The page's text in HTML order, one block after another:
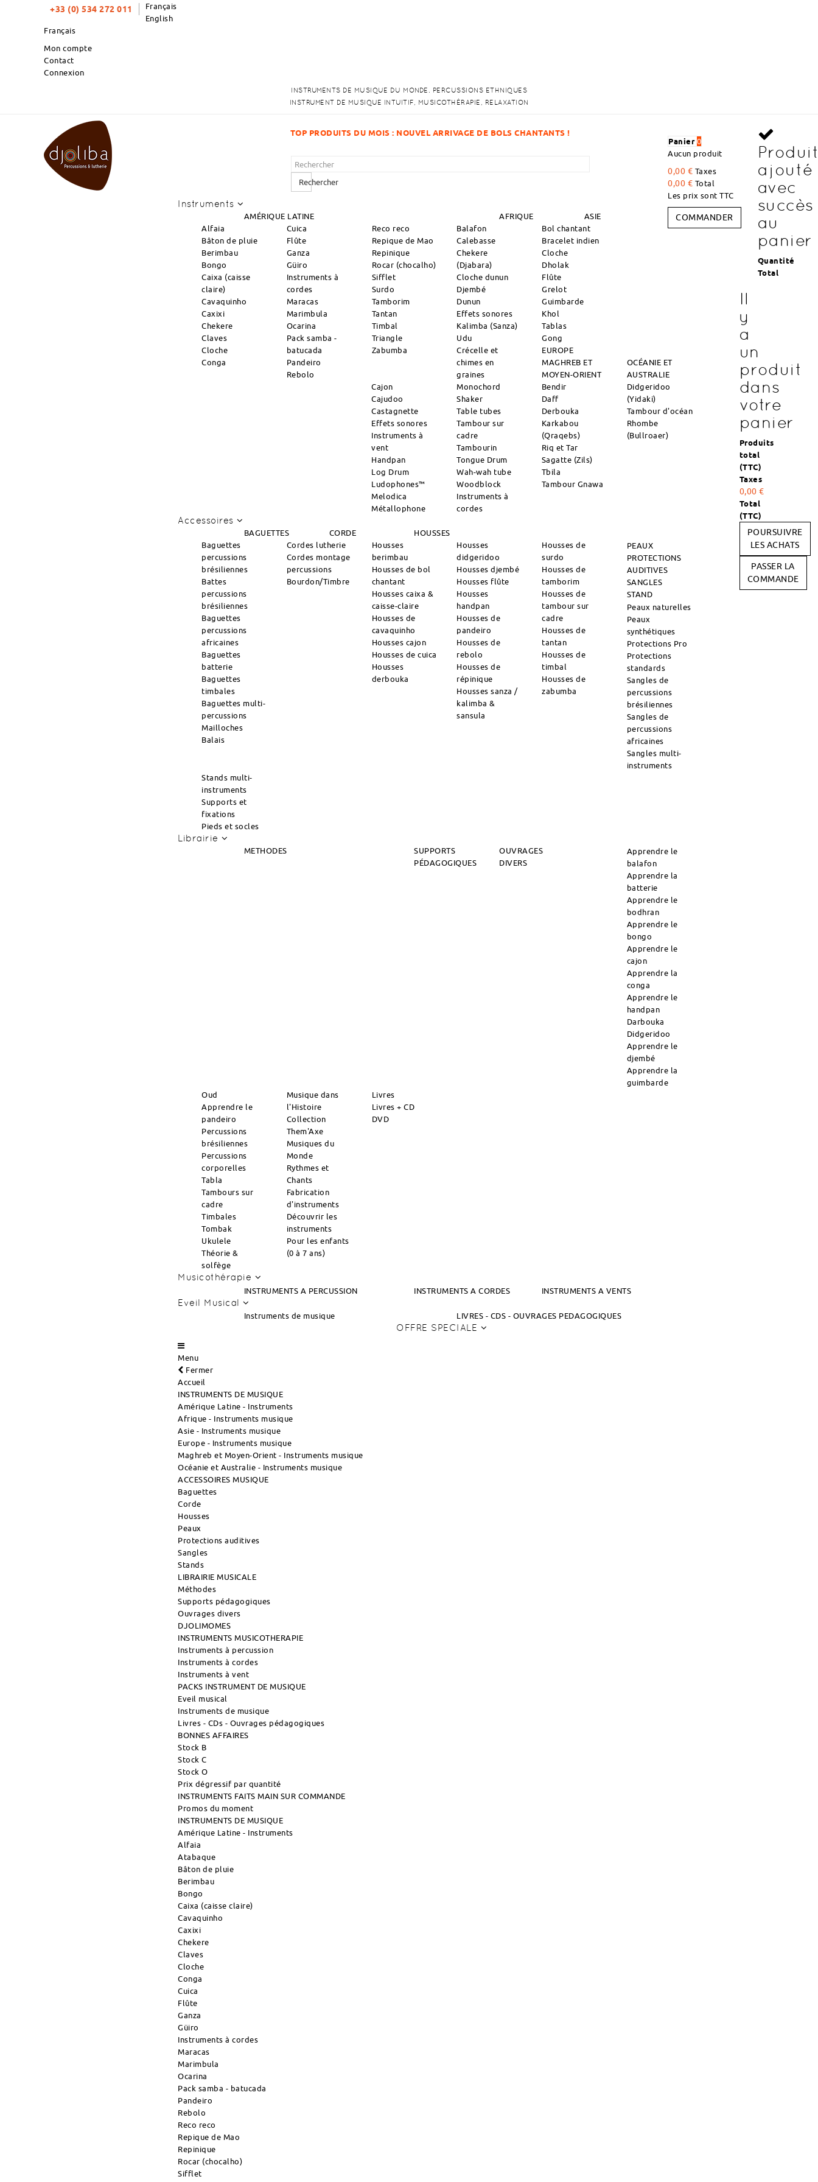
+33 (0) 534 272 011
Français
English
Français
Mon compte
Contact
Connexion
INSTRUMENTS DE MUSIQUE DU MONDE. PERCUSSIONS ETHNIQUES
INSTRUMENT DE MUSIQUE INTUITIF, MUSICOTHÉRAPIE, RELAXATION
TOP PRODUITS DU MOIS : NOUVEL ARRIVAGE DE BOLS CHANTANTS ! DÉCOUVREZ DES ARTICLES À
Rechercher
Instruments
AMÉRIQUE LATINE AFRIQUE
ASIE
Alfaia
Bâton de pluie
Berimbau
Bongo
Caixa (caisse
claire)
Cavaquinho
Caxixi
Chekere
Claves
Cloche
Conga
Cuica
Flûte
Ganza
Güiro
Instruments à
cordes
Maracas
Marimbula
Ocarina
Pack samba -
batucada
Pandeiro
Rebolo
Reco reco
Repique de Mao
Repinique
Rocar (chocalho)
Sifflet
Surdo
Tamborim
Tantan
Timbal
Triangle
Zabumba
Balafon
Calebasse
Chekere
(Djabara)
Cloche dunun
Djembé
Dunun
Effets sonores
Kalimba (Sanza)
Udu
Crécelle et
chimes en
graines
Bol chantant
Bracelet indien
Cloche
Dholak
Flûte
Grelot
Guimbarde
Khol
Tablas
Gong
EUROPE
MAGHREB ET
MOYEN-ORIENT
OCÉANIE ET
AUSTRALIE
Cajon
Cajudoo
Castagnette
Effets sonores
Instruments à
vent
Handpan
Log Drum
Ludophones™
Melodica
Métallophone
Monochord
Shaker
Table tubes
Tambour sur
cadre
Tambourin
Tongue Drum
Wah-wah tube
Woodblock
Instruments à
cordes
Bendir
Daff
Derbouka
Karkabou
(Qraqebs)
Riq et Tar
Sagatte (Zils)
Tbila
Tambour Gnawa
Didgeridoo
(Yidaki)
Tambour d'océan
Rhombe
(Bullroaer)
Accessoires
BAGUETTES CORDE
HOUSSES
Baguettes
percussions
brésiliennes
Battes
percussions
brésiliennes
Baguettes
percussions
africaines
Baguettes
batterie
Baguettes
timbales
Baguettes multi-
percussions
Mailloches
Balais
Cordes lutherie
Cordes montage
percussions
Bourdon/Timbre
Housses
berimbau
Housses de bol
chantant
Housses caixa &
caisse-claire
Housses de
cavaquinho
Housses cajon
Housses de cuica
Housses
derbouka
Housses
didgeridoo
Housses djembé
Housses flûte
Housses
handpan
Housses de
pandeiro
Housses de
rebolo
Housses de
répinique
Housses sanza /
kalimba &
sansula
Housses de
surdo
Housses de
tamborim
Housses de
tambour sur
cadre
Housses de
tantan
Housses de
timbal
Housses de
zabumba
PEAUX
PROTECTIONS
AUDITIVES
SANGLES
STAND
Peaux naturelles
Peaux
synthétiques
Protections Pro
Protections
standards
Sangles de
percussions
brésiliennes
Sangles de
percussions
africaines
Sangles multi-
instruments
Stands multi-
instruments
Supports et
fixations
Pieds et socles
Librairie
METHODES
SUPPORTS
PÉDAGOGIQUES
OUVRAGES
DIVERS
Apprendre le
balafon
Apprendre la
batterie
Apprendre le
bodhran
Apprendre le
bongo
Apprendre le
cajon
Apprendre la
conga
Apprendre le
handpan
Darbouka
Didgeridoo
Apprendre le
djembé
Apprendre la
guimbarde
Oud
Apprendre le
pandeiro
Percussions
brésiliennes
Percussions
corporelles
Tabla
Tambours sur
cadre
Timbales
Tombak
Ukulele
Théorie &
solfège
Musique dans
l'Histoire
Collection
Them'Axe
Musiques du
Monde
Rythmes et
Chants
Fabrication
d'instruments
Découvrir les
instruments
Pour les enfants
(0 à 7 ans)
Livres
Livres + CD
DVD
Musicothérapie
INSTRUMENTS A PERCUSSION INSTRUMENTS A CORDES INSTRUMENTS A VENTS
Eveil Musical
Instruments de musique LIVRES - CDS - OUVRAGES PEDAGOGIQUES
OFFRE SPECIALE
Menu
Fermer
Accueil
INSTRUMENTS DE MUSIQUE
Amérique Latine - Instruments
Afrique - Instruments musique
Asie - Instruments musique
Europe - Instruments musique
Maghreb et Moyen-Orient - Instruments musique
Océanie et Australie - Instruments musique
ACCESSOIRES MUSIQUE
Baguettes
Corde
Housses
Peaux
Protections auditives
Sangles
Stands
LIBRAIRIE MUSICALE
Méthodes
Supports pédagogiques
Ouvrages divers
DJOLIMOMES
INSTRUMENTS MUSICOTHERAPIE
Instruments à percussion
Instruments à cordes
Instruments à vent
PACKS INSTRUMENT DE MUSIQUE
Eveil musical
Instruments de musique
Livres - CDs - Ouvrages pédagogiques
BONNES AFFAIRES
Stock B
Stock C
Stock O
Prix dégressif par quantité
INSTRUMENTS FAITS MAIN SUR COMMANDE
Promos du moment
INSTRUMENTS DE MUSIQUE
Amérique Latine - Instruments
Alfaia
Atabaque
Bâton de pluie
Berimbau
Bongo
Caixa (caisse claire)
Cavaquinho
Caxixi
Chekere
Claves
Cloche
Conga
Cuica
Flûte
Ganza
Güiro
Instruments à cordes
Maracas
Marimbula
Ocarina
Pack samba - batucada
Pandeiro
Rebolo
Reco reco
Repique de Mao
Repinique
Rocar (chocalho)
Sifflet
Panier 0
Aucun produit
0,00 € Taxes
0,00 € Total
Les prix sont TTC
COMMANDER
ajouté
avec
succès
au
panier
Quantité
Total
Il
y
a
un
produit
dans
votre
panier
Produits
total
(TTC)
Taxes
0,00 €
Total
(TTC)
POURSUIVRE
LES ACHATS
PASSER LA
COMMANDE